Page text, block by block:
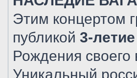
Этим концертом
публикой 3-
Рождения
Уникальный